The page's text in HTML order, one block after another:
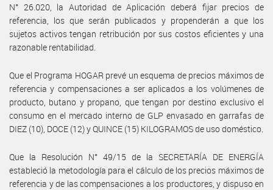
N° 26.020, la Autoridad de Aplicación deberá fijar precios de
referencia, los que serán publicados y propenderán a que los
sujetos activos tengan retribución por sus costos eficientes y una
razonable rentabilidad.
Que el Programa HOGAR prevé un esquema de precios máximos de
referencia y compensaciones a ser aplicados a los volúmenes de
producto, butano y propano, que tengan por destino exclusivo el
consumo en el mercado interno de GLP envasado en garrafas de
DIEZ (10), DOCE (12) y QUINCE (15) KILOGRAMOS de uso doméstico.
Que la Resolución N° 49/15 de la SECRETARÍA DE ENERGÍA
estableció la metodología para el cálculo de los precios máximos de
referencia y de las compensaciones a los productores, y dispuso en